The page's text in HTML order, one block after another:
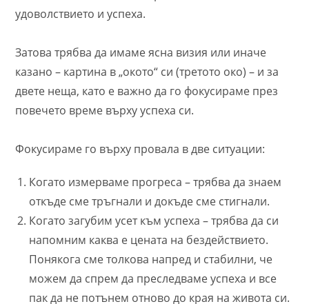
удоволствието и успеха.
Затова трябва да имаме ясна визия или иначе
казано – картина в „окото“ си (третото око) – и за
двете неща, като е важно да го фокусираме през
повечето време върху успеха си.
Фокусираме го върху провала в две ситуации:
Когато измерваме прогреса – трябва да знаем
откъде сме тръгнали и докъде сме стигнали.
Когато загубим усет към успеха – трябва да си
напомним каква е цената на бездействието.
Понякога сме толкова напред и стабилни, че
можем да спрем да преследваме успеха и все
пак да не потънем отново до края на живота си.